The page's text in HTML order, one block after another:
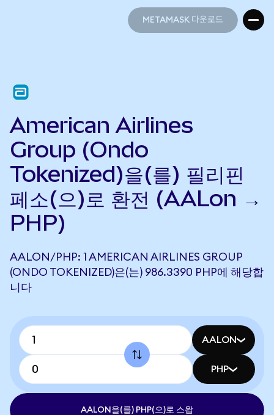
METAMASK 다운로드
American Airlines
Group (Ondo
Tokenized)을(를) 필리핀
페소(으)로 환전 (AALon →
PHP)
AALON/PHP: 1 AMERICAN AIRLINES GROUP
(ONDO TOKENIZED)은(는) 986.3390 PHP에 해당합
니다
AALON
PHP
AALON을(를) PHP(으)로 스왑